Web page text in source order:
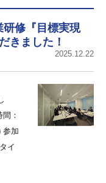
修『目標実現
きました！
2025.12.22
：
参加
イ